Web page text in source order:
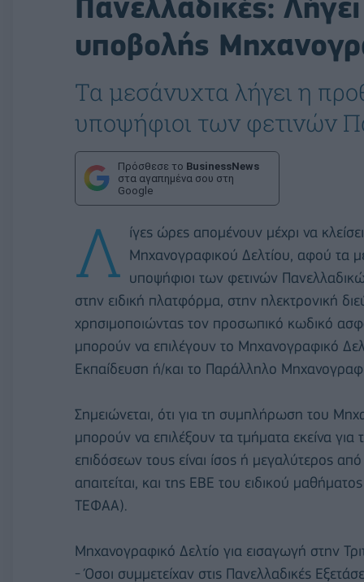
υποβολής
Τα μεσάνυχτα λήγει η
υποψήφιοι των φετινών
Πρόσθεσε το BusinessNews
στα αγαπημένα σου στη
Google
Λ ίγες ώρες απομένουν μέχρι να
Μηχανογραφικού Δελτίου, αφού τα
υποψήφιοι των φετινών
στην ειδική πλατφόρμα, στην ηλεκτρονική
χρησιμοποιώντας τον προσωπικό κωδικό
μπορούν να επιλέγουν το Μηχανογραφικό
Εκπαίδευση ή/και το Παράλληλο
Σημειώνεται, ότι για τη συμπλήρωση του
μπορούν να επιλέξουν τα τμήματα εκείνα
επιδόσεων τους είναι ίσος ή μεγαλύτερος
απαιτείται, και της ΕΒΕ του ειδικού
ΤΕΦΑΑ).
Μηχανογραφικό Δελτίο για εισαγωγή στην
- Όσοι συμμετείχαν στις Πανελλαδικές